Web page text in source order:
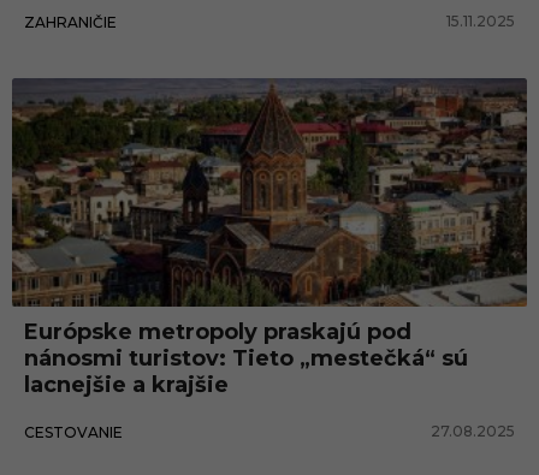
ZAHRANIČIE 15.11.2025
Európske metropoly praskajú pod
nánosmi turistov: Tieto „mestečká“ sú
lacnejšie a krajšie
CESTOVANIE 27.08.2025